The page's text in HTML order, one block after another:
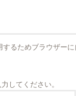
るためブラウザー
してください。